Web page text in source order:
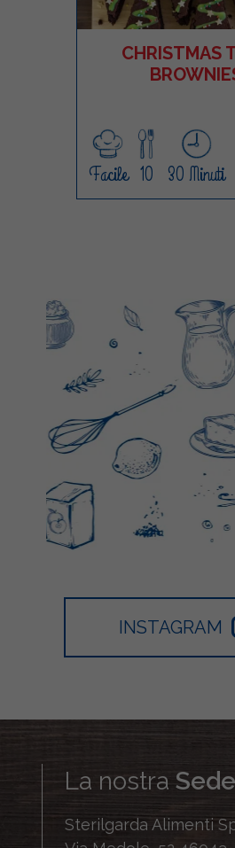
CHRISTMAS
Facile 10 30 Minuti
INSTAGRAM
La nostra Sede
Sterilgarda Alimenti